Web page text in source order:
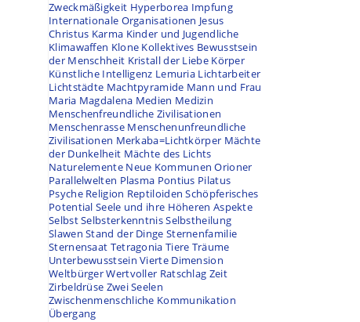
Zweckmäßigkeit Hyperborea Impfung
Internationale Organisationen Jesus
Christus Karma Kinder und Jugendliche
Klimawaffen Klone Kollektives Bewusstsein
der Menschheit Kristall der Liebe Körper
Künstliche Intelligenz Lemuria Lichtarbeiter
Lichtstädte Machtpyramide Mann und Frau
Maria Magdalena Medien Medizin
Menschenfreundliche Zivilisationen
Menschenrasse Menschenunfreundliche
Zivilisationen Merkaba=Lichtkörper Mächte
der Dunkelheit Mächte des Lichts
Naturelemente Neue Kommunen Orioner
Parallelwelten Plasma Pontius Pilatus
Psyche Religion Reptiloiden Schöpferisches
Potential Seele und ihre Höheren Aspekte
SelbstSelbsterkenntnisSelbstheilung
Slawen Stand der Dinge Sternenfamilie
Sternensaat Tetragonia Tiere Träume
Unterbewusstsein Vierte Dimension
WeltbürgerWertvoller Ratschlag Zeit
Zirbeldrüse Zwei Seelen
Zwischenmenschliche Kommunikation
Übergang